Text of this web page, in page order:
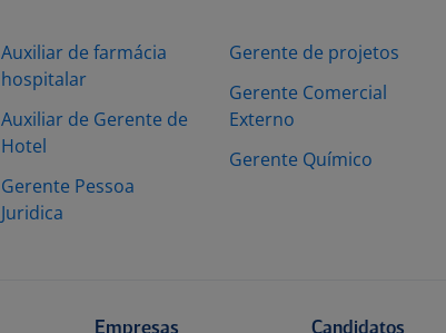
Auxiliar de farmácia
hospitalar
Auxiliar de Gerente de
Hotel
Gerente Pessoa
Juridica
Gerente de projetos
Gerente Comercial
Externo
Gerente Químico
Empresas Candidatos